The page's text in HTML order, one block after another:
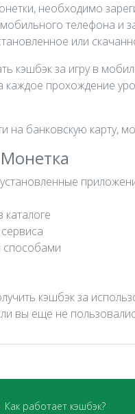
необходимо
телефона и
или
кэшбэк за игру в
каждое прохождение
на банковскую карту,
способами
кэшбэк за
вы еще не
Как работает кэшбэк?